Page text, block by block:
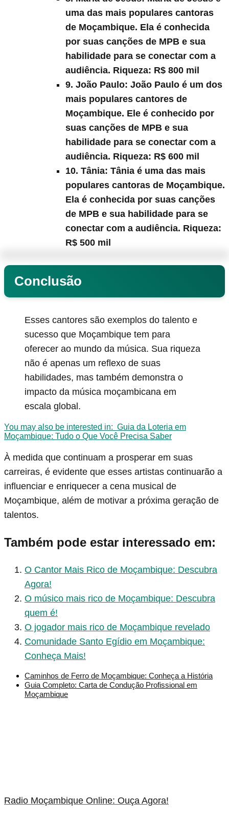
uma das mais populares cantoras
de Moçambique. Ela é conhecida
por suas canções de MPB e sua
habilidade para se conectar com a
audiência. Riqueza: R$ 800 mil
9. João Paulo: João Paulo é um dos
mais populares cantores de
Moçambique. Ele é conhecido por
suas canções de MPB e sua
habilidade para se conectar com a
audiência. Riqueza: R$ 600 mil
10. Tânia: Tânia é uma das mais
populares cantoras de Moçambique.
Ela é conhecida por suas canções
de MPB e sua habilidade para se
conectar com a audiência. Riqueza:
R$ 500 mil
Conclusão
Esses cantores são exemplos do talento e
sucesso que Moçambique tem para
oferecer ao mundo da música. Sua riqueza
não é apenas um reflexo de suas
habilidades, mas também demonstra o
impacto da música moçambicana em
escala global.
You may also be interested in: Guia da Loteria em
Moçambique: Tudo o Que Você Precisa Saber
À medida que continuam a prosperar em suas
carreiras, é evidente que esses artistas continuarão a
influenciar e enriquecer a cena musical de
Moçambique, além de motivar a próxima geração de
talentos.
Também pode estar interessado em:
O Cantor Mais Rico de Moçambique: Descubra
Agora!
O músico mais rico de Moçambique: Descubra
quem é!
O jogador mais rico de Moçambique revelado
Comunidade Santo Egídio em Moçambique:
Conheça Mais!
Caminhos de Ferro de Moçambique: Conheça a História
Guia Completo: Carta de Condução Profissional em
Moçambique
Radio Moçambique Online: Ouça Agora!